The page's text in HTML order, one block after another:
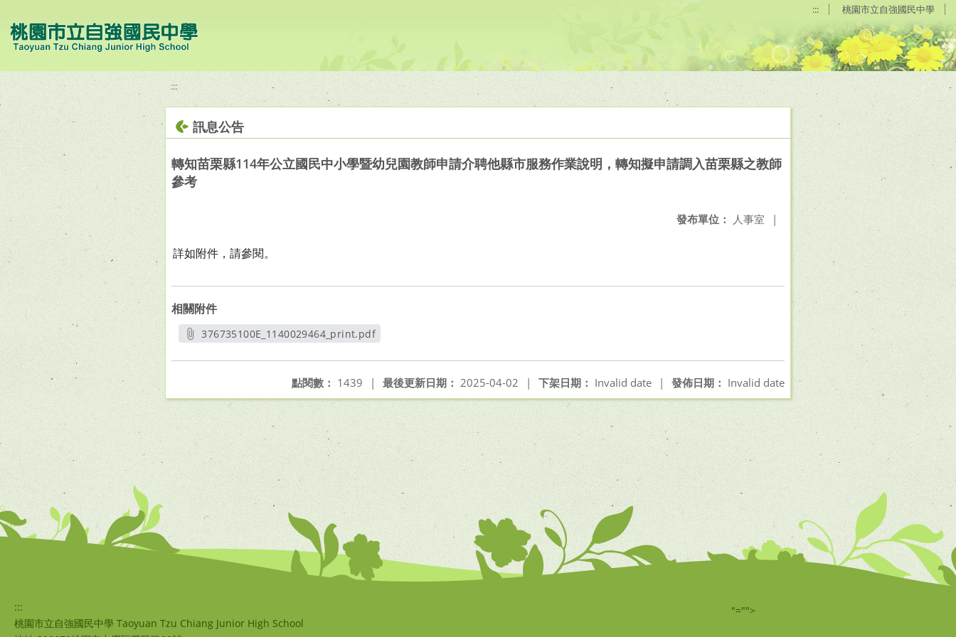
::: 桃園市立自強國民中學
:::
訊息公告
轉知苗栗縣114年公立國民中小學暨幼兒園教師申請介聘他縣市服務作業說明，轉知擬申請調入苗栗縣之教師
參考
發布單位： 人事室 |
詳如附件，請參閱。
相關附件
376735100E_1140029464_print.pdf
發佈日期： Invalid date
下架日期： Invalid date |
最後更新日期： 2025-04-02 |
點閱數： 1439 |
:::
桃園市立自強國民中學 Taoyuan Tzu Chiang Junior High School
"="">